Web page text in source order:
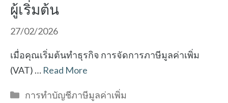
ผู้เริ่มต้น
27/02/2026
เมื่อคุณเริ่มต้นทำธุรกิจ การจัดการภาษีมูลค่าเพิ่ม
(VAT) … Read More
Categories
การทำบัญชีภาษีมูลค่าเพิ่ม